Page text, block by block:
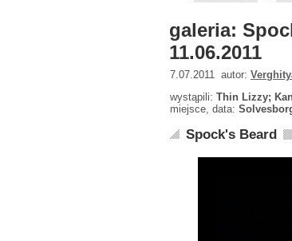
galeria:
11.06.2011
7.07.2011 autor:
wystąpili: Thin Lizzy;
miejsce, data:
Spock's Beard